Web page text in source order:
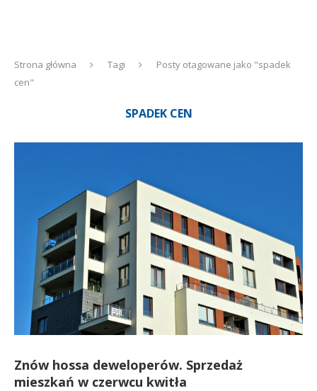
Strona główna Tagi
Posty otagowane jako "spadek
cen"
SPADEK CEN
Znów hossa deweloperów. Sprzedaż
mieszkań w czerwcu kwitła